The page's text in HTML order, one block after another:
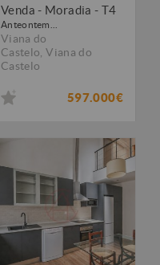
Venda - Moradia - T4
Anteontem...
Viana do
Castelo ,Viana do
Castelo
597.000€